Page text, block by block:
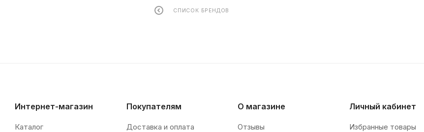
СПИСОК БРЕНДОВ
Интернет-магазин
Каталог
Покупателям
Доставка и оплата
О магазине
Отзывы
Личный кабинет
Избранные товары